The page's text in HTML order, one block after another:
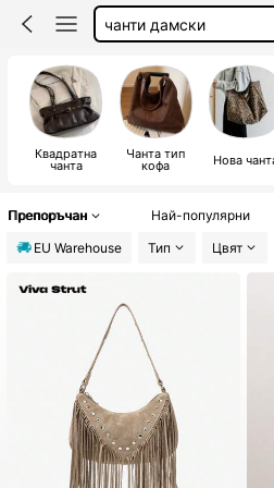
чанти дамски
bag
чанти
Квадратна
чанта
Чанта тип
кофа Нова
Препоръчан Най-популярни
EU Warehouse
Тип Цвят